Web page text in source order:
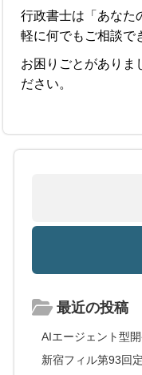
行政書士は「あなた
軽に何でもご相談で
お困りごとがありま
ださい。
最近の投稿
AIエージェント型
新宿フィル第93回